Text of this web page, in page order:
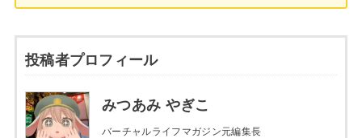
投稿者プロフィール
みつあみ やぎこ
バーチャルライフマガジン元編集長